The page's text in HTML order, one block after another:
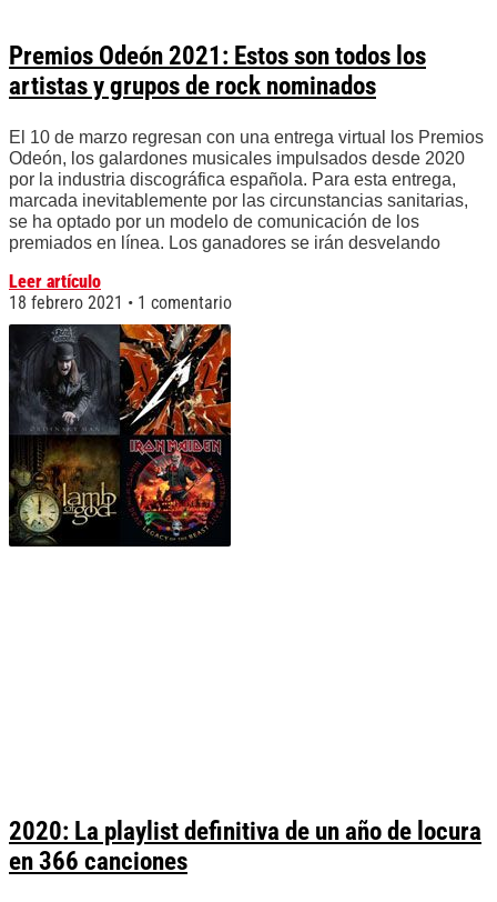
Premios Odeón 2021: Estos son todos los
artistas y grupos de rock nominados
El 10 de marzo regresan con una entrega virtual los Premios
Odeón, los galardones musicales impulsados desde 2020
por la industria discográfica española. Para esta entrega,
marcada inevitablemente por las circunstancias sanitarias,
se ha optado por un modelo de comunicación de los
premiados en línea. Los ganadores se irán desvelando
Leer artículo
18 febrero 2021
1 comentario
2020: La playlist definitiva de un año de locura
en 366 canciones